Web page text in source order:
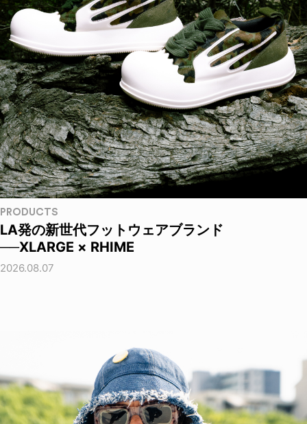
PRODUCTS
LA発の新世代フットウェアブランド
──XLARGE × RHIME
2026.08.07